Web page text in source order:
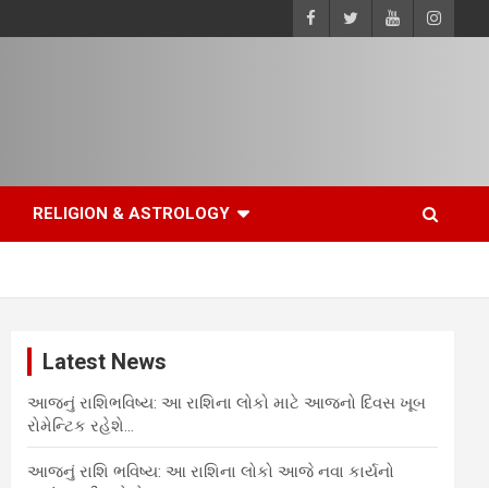
RELIGION & ASTROLOGY
Latest News
આજનું રાશિભવિષ્ય: આ રાશિના લોકો માટે આજનો દિવસ ખૂબ
રોમેન્ટિક રહેશે…
આજનું રાશિ ભવિષ્ય: આ રાશિના લોકો આજે નવા કાર્યનો